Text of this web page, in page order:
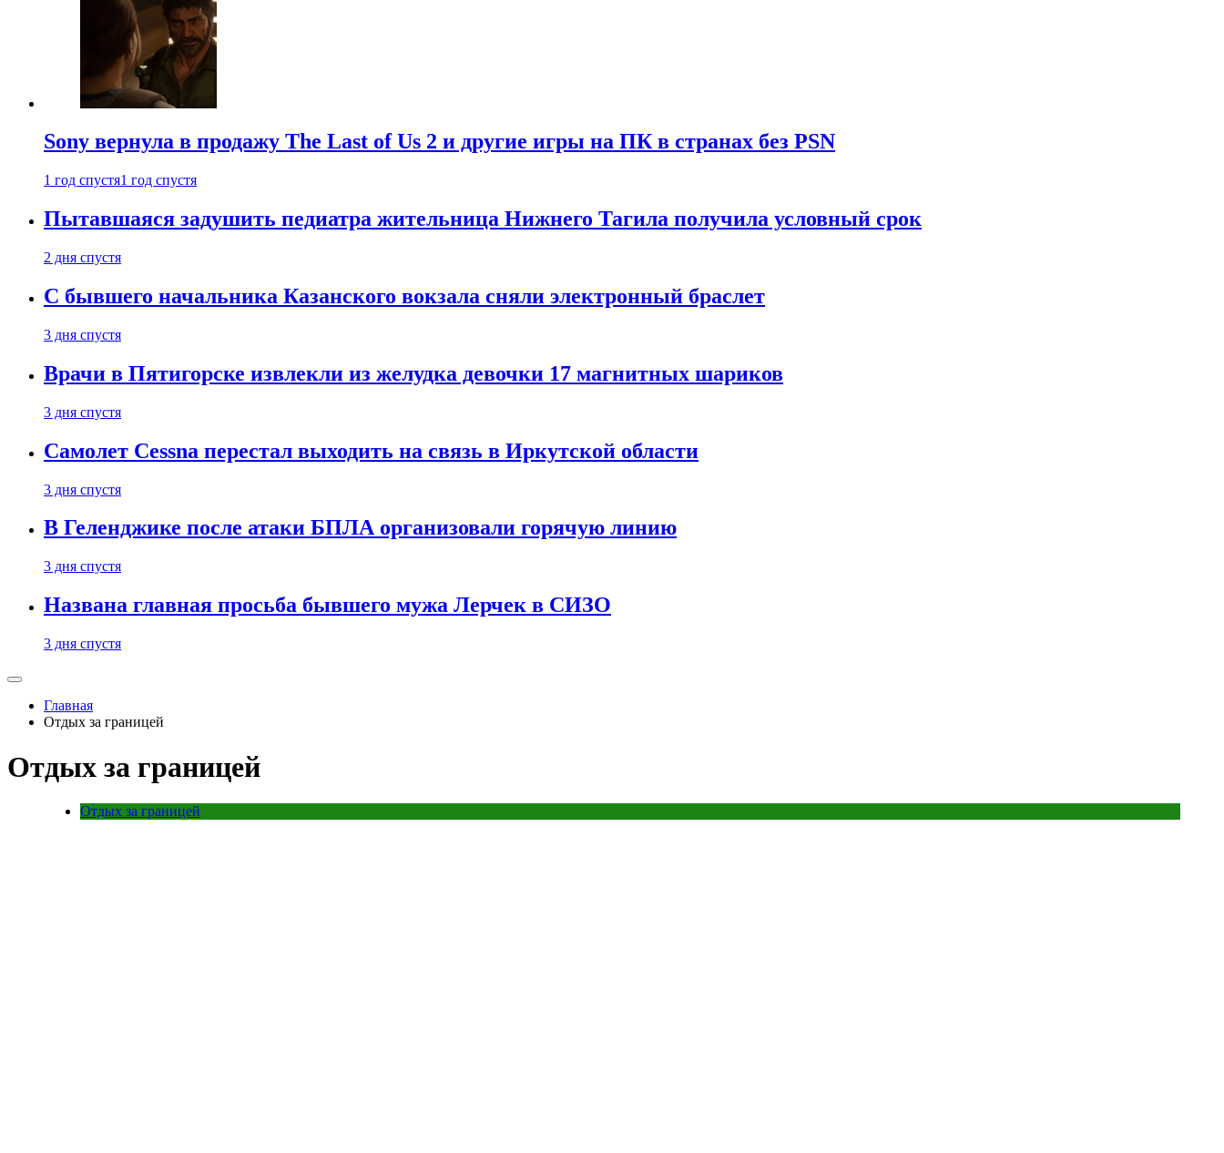
Sony вернула в продажу The Last of Us 2 и другие игры на ПК в странах без PSN
1 год спустя1 год спустя
Пытавшаяся задушить педиатра жительница Нижнего Тагила получила условный срок
2 дня спустя
С бывшего начальника Казанского вокзала сняли электронный браслет
3 дня спустя
Врачи в Пятигорске извлекли из желудка девочки 17 магнитных шариков
3 дня спустя
Самолет Cessna перестал выходить на связь в Иркутской области
3 дня спустя
В Геленджике после атаки БПЛА организовали горячую линию
3 дня спустя
Названа главная просьба бывшего мужа Лерчек в СИЗО
3 дня спустя
Главная
Отдых за границей
Отдых за границей
Отдых за границей